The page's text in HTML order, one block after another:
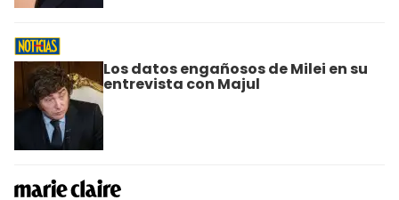
Los datos engañosos de Milei en su
entrevista con Majul